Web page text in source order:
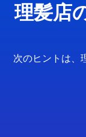
理髪店
次のヒントは、